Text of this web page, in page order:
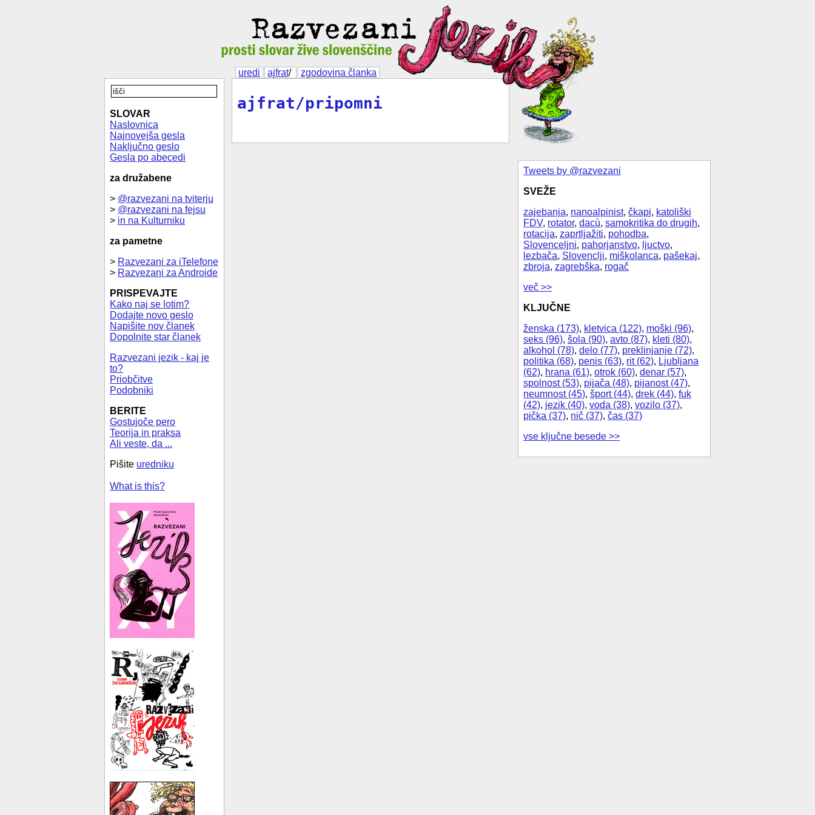
uredi ajfrat/ zgodovina članka
Tweets by @razvezani
SVEŽE
zajebanja, nanoalpinist, čkapi, katoliški
FDV, rotator, dacù, samokritika do drugih,
rotacija, zaprtljažiti, pohodba,
Slovenceljni, pahorjanstvo, ljuctvo,
lezbača, Slovenclji, miškolanca, pašekaj,
zbroja, zagrebška, rogač
več >>
KLJUČNE
ženska (173), kletvica (122), moški (96),
seks (96), šola (90), avto (87), kleti (80),
alkohol (78), delo (77), preklinjanje (72),
politika (68), penis (63), rit (62), Ljubljana
(62), hrana (61), otrok (60), denar (57),
spolnost (53), pijača (48), pijanost (47),
neumnost (45), šport (44), drek (44), fuk
(42), jezik (40), voda (38), vozilo (37),
pička (37), nič (37), čas (37)
vse ključne besede >>
SLOVAR
Naslovnica
Najnovejša gesla
Naključno geslo
Gesla po abecedi
za družabene
> @razvezani na tviterju
> @razvezani na fejsu
> in na Kulturniku
za pametne
> Razvezani za iTelefone
> Razvezani za Androide
PRISPEVAJTE
Kako naj se lotim?
Dodajte novo geslo
Napišite nov članek
Dopolnite star članek
Razvezani jezik - kaj je
to?
Priobčitve
Podobniki
BERITE
Gostujoče pero
Teorija in praksa
Ali veste, da ...
Pišite uredniku
What is this?
ajfrat/pripomni